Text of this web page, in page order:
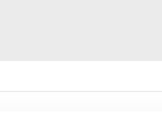
网资源与葵花蒲点网对比...